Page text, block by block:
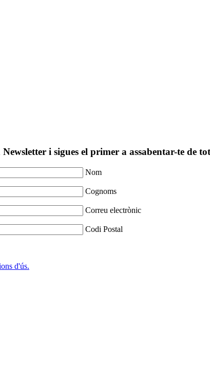
i sigues el primer a assabentar-te de
Nom
Cognoms
Correu electrònic
Codi Postal
d'ús.